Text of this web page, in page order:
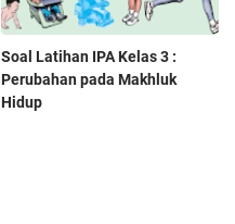
Soal Latihan IPA Kelas 3 :
Perubahan pada Makhluk
Hidup